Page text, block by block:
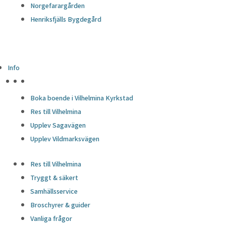
Norgefarargården
Henriksfjälls Bygdegård
Info
Boka boende i Vilhelmina Kyrkstad
Res till Vilhelmina
Upplev Sagavägen
Upplev Vildmarksvägen
Res till Vilhelmina
Tryggt & säkert
Samhällsservice
Broschyrer & guider
Vanliga frågor